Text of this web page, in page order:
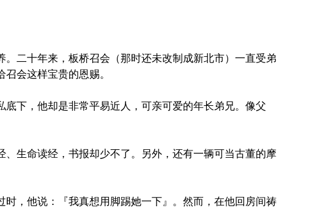
二十年来，板桥召会（那时还未改制成新北市）一直受弟
会这样宝贵的恩赐。
下，他却是非常平易近人，可亲可爱的年长弟兄。像父
生命读经，书报却少不了。另外，还有一辆可当古董的摩
，他说：『我真想用脚踢她一下』。然而，在他回房间祷